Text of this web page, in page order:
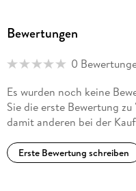
Bewertungen
0
Es wurden noch keine
Sie die erste Bewertung
damit anderen bei der
Erste Bewertung schreiben